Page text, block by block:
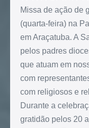
Missa de ação de
(quarta-feira) na
em Araçatuba. A
pelos padres
que atuam em
com
com religiosos e
Durante a
gratidão pelos 20